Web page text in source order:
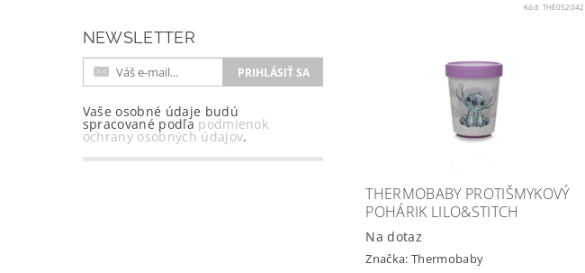
NEWSLETTER
Vaše osobné údaje budú
spracované podľa podmienok
ochrany osobných údajov.
Kód: THE052042
THERMOBABY PROTIŠMYKOVÝ
POHÁRIK LILO&STITCH
Na dotaz
Značka: Thermobaby